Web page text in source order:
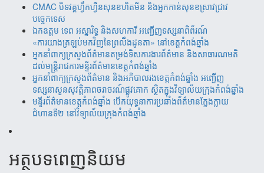
CMAC បិទវគ្គហ្វឹកហ្វឺនសុនខហិតមីន និងអ្នកកាន់សុនខស្រាវជ្រាវ
បច្ចេកទេស
ឯកឧត្តម ទេព អស្នារិទ្ធ និងសហការី អញ្ជើញទស្សនាពិព័រណ៍
«ការយាងត្រឡប់មកវិញនៃព្រលឹងដូនតា» នៅខេត្តកំពង់ឆ្នាំង
អ្នកនាំពាក្យក្រសួងព័ត៌មានតម្រង់ទិសការងារព័ត៌មាន និងសាធារណមតិ
ដល់មន្រ្តីរាជការមន្ទីរព័ត៌មានខេត្តកំពង់ឆ្នាំង
អ្នកនាំពាក្យក្រសួងព័ត៌មាន និងអភិបាលរងខេត្តកំពង់ឆ្នាំង អញ្ជើញ
ទស្សនាសួនសុវត្តិភាពចរាចរណ៍ផ្លូវគោក ស្ថិតក្នុងវិទ្យាល័យក្រុងកំពង់ឆ្នាំង
មន្ទីរព័ត៌មានខេត្តកំពង់ឆ្នាំង បើកយុទ្ធនាការប្រឆាំងព័ត៌មានក្លែងក្លាយ
ជំហានទី២ នៅវិទ្យាល័យក្រុងកំពង់ឆ្នាំង
អត្ថបទពេញនិយម